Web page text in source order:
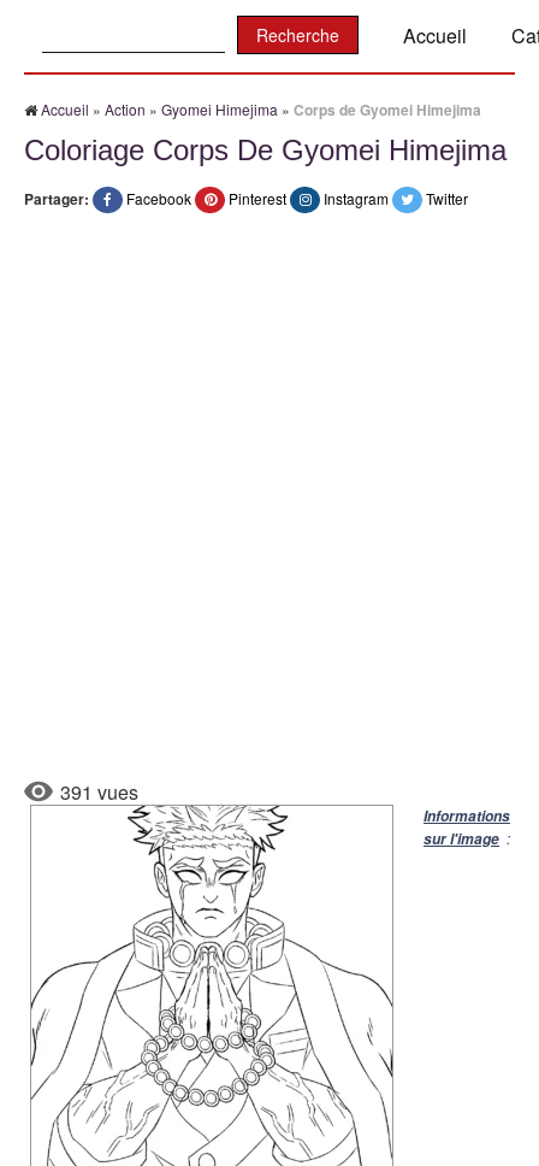
Accueil
Accueil » Action » Gyomei Himejima » Corps de Gyomei Himejima
Coloriage Corps De Gyomei Himejima
Partager: Facebook Pinterest Instagram Twitter
391 vues
Informations
sur l'image :